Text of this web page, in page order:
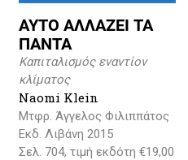
ΑΥΤΟ ΑΛΛΑΖΕΙ ΤΑ
ΠΑΝΤΑ
Καπιταλισμός εναντίον
κλίματος
Naomi Klein
Μτφρ. Άγγελος Φιλιππάτος
Εκδ. Λιβάνη 2015
Σελ. 704, τιμή εκδότη €19,00